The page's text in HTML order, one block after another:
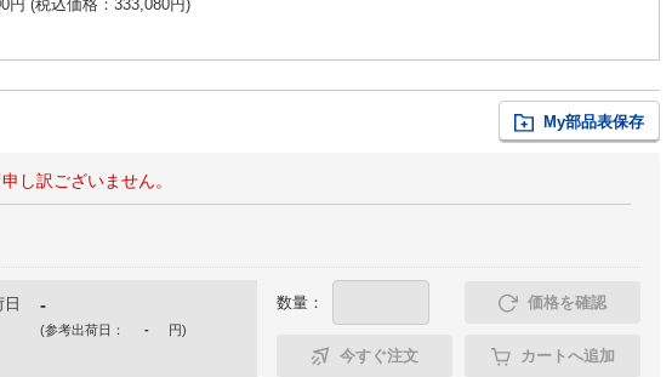
円 (税込価格： 333,080円)
My部品表保存
し訳ございません。
-
(参考出荷日： - 円)
数量： 価格を確認
今すぐ注文 カートへ追加